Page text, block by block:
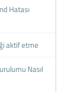
Hatası
aktif etme
Nasıl